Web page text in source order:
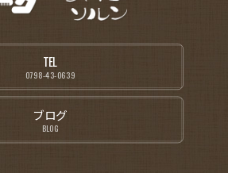
TEL
0798-43-0639
ブログ
BLOG